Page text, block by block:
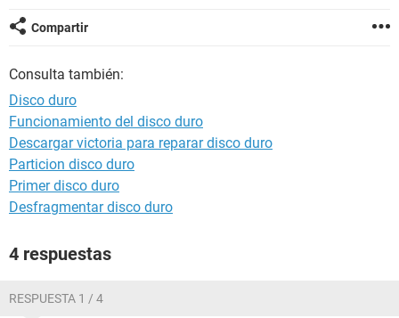
Compartir
Consulta también:
Disco duro
Funcionamiento del disco duro
Descargar victoria para reparar disco duro
Particion disco duro
Primer disco duro
Desfragmentar disco duro
4 respuestas
RESPUESTA 1 / 4